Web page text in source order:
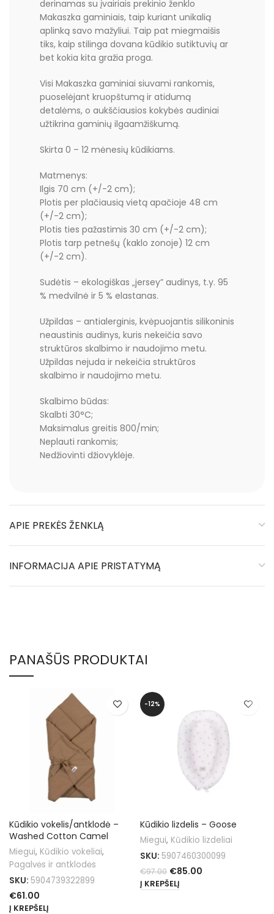
derinamas su įvairiais prekinio ženklo
Makaszka gaminiais, taip kuriant unikalią
aplinką savo mažyliui. Taip pat miegmaišis
tiks, kaip stilinga dovana kūdikio sutiktuvių ar
bet kokia kita gražia proga.
Visi Makaszka gaminiai siuvami rankomis,
puoselėjant kruopštumą ir atidumą
detalėms, o aukščiausios kokybės audiniai
užtikrina gaminių ilgaamžiškumą.
Skirta 0 – 12 mėnesių kūdikiams.
Matmenys:
Ilgis 70 cm (+/-2 cm);
Plotis per plačiausią vietą apačioje 48 cm
(+/-2 cm);
Plotis ties pažastimis 30 cm (+/-2 cm);
Plotis tarp petnešų (kaklo zonoje) 12 cm
(+/-2 cm).
Sudėtis – ekologiškas „jersey” audinys, t.y. 95
% medvilnė ir 5 % elastanas.
Užpildas – antialerginis, kvėpuojantis silikoninis
neaustinis audinys, kuris nekeičia savo
struktūros skalbimo ir naudojimo metu.
Užpildas nejuda ir nekeičia struktūros
skalbimo ir naudojimo metu.
Skalbimo būdas:
Skalbti 30°C;
Maksimalus greitis 800/min;
Neplauti rankomis;
Nedžiovinti džiovyklėje.
APIE PREKĖS ŽENKLĄ
INFORMACIJA APIE PRISTATYMĄ
PANAŠŪS PRODUKTAI
Kūdikio vokelis/antklodė –
Washed Cotton Camel
Miegui, Kūdikio vokeliai,
Pagalvės ir antklodės
SKU: 5904739322899
€61.00
Į KREPŠELĮ
-12%
Kūdikio lizdelis – Goose
Miegui, Kūdikio lizdeliai
SKU: 5907460300099
€97.00 €85.00
Į KREPŠELĮ